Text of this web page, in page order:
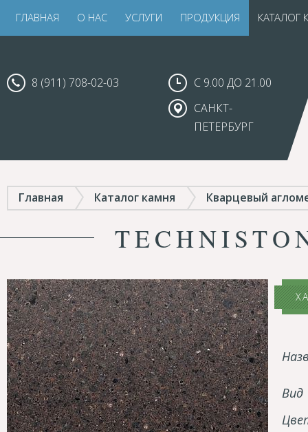
ГЛАВНАЯ О НАС УСЛУГИ ПРОДУКЦИЯ КАТАЛОГ
8 (911) 708-02-03
С 9.00 ДО 21.00
САНКТ-
ПЕТЕРБУРГ
Главная Каталог камня Кварцевый
Вид